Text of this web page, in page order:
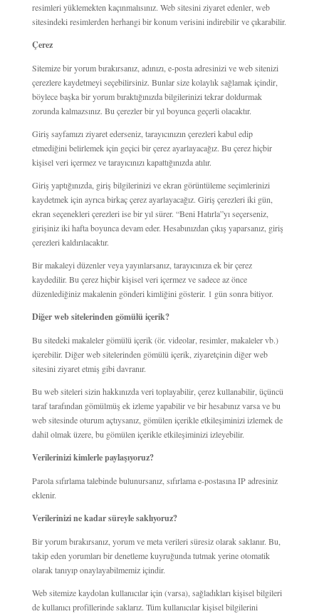
resimleri yüklemekten kaçınmalısınız. Web sitesini ziyaret edenler, web
sitesindeki resimlerden herhangi bir konum verisini indirebilir ve çıkarabilir.
Çerez
Sitemize bir yorum bırakırsanız, adınızı, e-posta adresinizi ve web sitenizi
çerezlere kaydetmeyi seçebilirsiniz. Bunlar size kolaylık sağlamak içindir,
böylece başka bir yorum bıraktığınızda bilgilerinizi tekrar doldurmak
zorunda kalmazsınız. Bu çerezler bir yıl boyunca geçerli olacaktır.
Giriş sayfamızı ziyaret ederseniz, tarayıcınızın çerezleri kabul edip
etmediğini belirlemek için geçici bir çerez ayarlayacağız. Bu çerez hiçbir
kişisel veri içermez ve tarayıcınızı kapattığınızda atılır.
Giriş yaptığınızda, giriş bilgilerinizi ve ekran görüntüleme seçimlerinizi
kaydetmek için ayrıca birkaç çerez ayarlayacağız. Giriş çerezleri iki gün,
ekran seçenekleri çerezleri ise bir yıl sürer. “Beni Hatırla”yı seçerseniz,
girişiniz iki hafta boyunca devam eder. Hesabınızdan çıkış yaparsanız, giriş
çerezleri kaldırılacaktır.
Bir makaleyi düzenler veya yayınlarsanız, tarayıcınıza ek bir çerez
kaydedilir. Bu çerez hiçbir kişisel veri içermez ve sadece az önce
düzenlediğiniz makalenin gönderi kimliğini gösterir. 1 gün sonra bitiyor.
Diğer web sitelerinden gömülü içerik?
Bu sitedeki makaleler gömülü içerik (ör. videolar, resimler, makaleler vb.)
içerebilir. Diğer web sitelerinden gömülü içerik, ziyaretçinin diğer web
sitesini ziyaret etmiş gibi davranır.
Bu web siteleri sizin hakkınızda veri toplayabilir, çerez kullanabilir, üçüncü
taraf tarafından gömülmüş ek izleme yapabilir ve bir hesabınız varsa ve bu
web sitesinde oturum açtıysanız, gömülen içerikle etkileşiminizi izlemek de
dahil olmak üzere, bu gömülen içerikle etkileşiminizi izleyebilir.
Verilerinizi kimlerle paylaşıyoruz?
Parola sıfırlama talebinde bulunursanız, sıfırlama e-postasına IP adresiniz
eklenir.
Verilerinizi ne kadar süreyle saklıyoruz?
Bir yorum bırakırsanız, yorum ve meta verileri süresiz olarak saklanır. Bu,
takip eden yorumları bir denetleme kuyruğunda tutmak yerine otomatik
olarak tanıyıp onaylayabilmemiz içindir.
Web sitemize kaydolan kullanıcılar için (varsa), sağladıkları kişisel bilgileri
de kullanıcı profillerinde saklarız. Tüm kullanıcılar kişisel bilgilerini